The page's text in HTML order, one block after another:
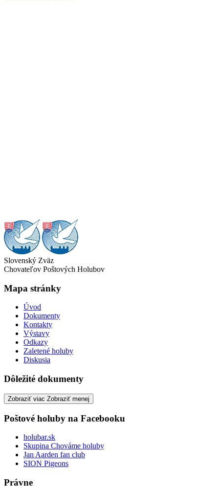
Slovenský Zväz
Chovateľov Poštových Holubov
Mapa stránky
Úvod
Dokumenty
Kontakty
Výstavy
Odkazy
Zaletené holuby
Diskusia
Dôležité dokumenty
Zobraziť viac Zobraziť menej
Poštové holuby na Facebooku
holubar.sk
Skupina Chováme holuby
Jan Aarden fan club
SION Pigeons
Právne